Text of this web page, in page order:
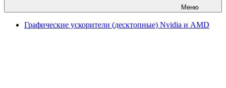
Меню
Графические ускорители (десктопные) Nvidia и AMD